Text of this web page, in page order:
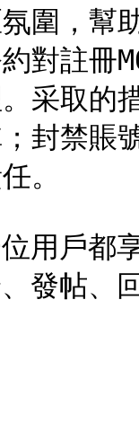
圍，幫
對註冊
采取的
封禁賬
。
位用戶
、發帖